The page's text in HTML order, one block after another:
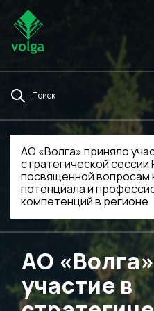
Поиск
АО «Волга» приняло
стратегической сессии
посвященной вопросам
потенциала и
компетенций в регионе
АО
участие в